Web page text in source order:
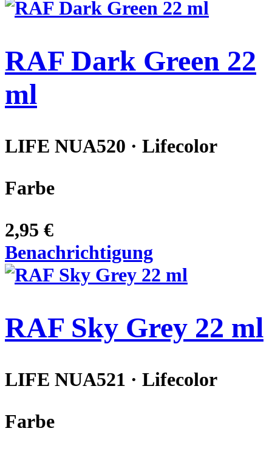
RAF Dark Green 22
ml
LIFE NUA520 · Lifecolor
Farbe
2,95 €
Benachrichtigung
RAF Sky Grey 22 ml
LIFE NUA521 · Lifecolor
Farbe